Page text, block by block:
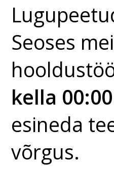
Seoses
kella
esineda
võrgus.